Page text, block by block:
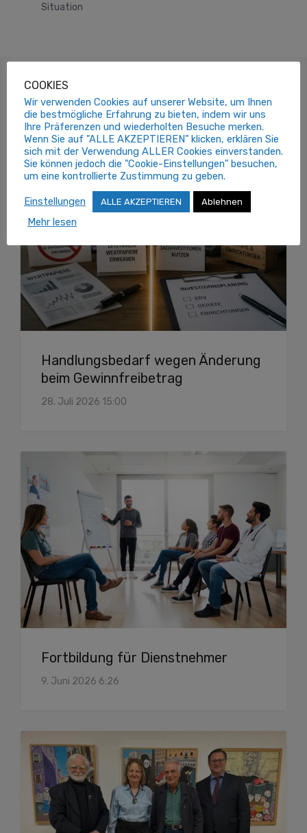
Situation
Aktuelle Informationen
Handlungsbedarf wegen Änderung
beim Gewinnfreibetrag
28. Juli 2026 15:00
Fortbildung für Dienstnehmer
9. Juni 2026 6:26
COOKIES
Wir verwenden Cookies auf unserer Website, um Ihnen
die bestmögliche Erfahrung zu bieten, indem wir uns
Ihre Präferenzen und wiederholten Besuche merken.
Wenn Sie auf "ALLE AKZEPTIEREN" klicken, erklären Sie
sich mit der Verwendung ALLER Cookies einverstanden.
Sie können jedoch die "Cookie-Einstellungen" besuchen,
um eine kontrollierte Zustimmung zu geben.
Einstellungen ALLE AKZEPTIEREN Ablehnen
Mehr lesen